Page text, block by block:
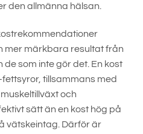
den allmänna hälsan.
mer märkbara resultat från
som inte gör det. En kost
tillsammans med
och
sätt än en kost hög på
vätskeintag. Därför är